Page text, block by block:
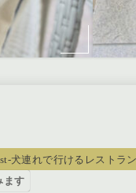
犬連れで行けるレストラ
ます